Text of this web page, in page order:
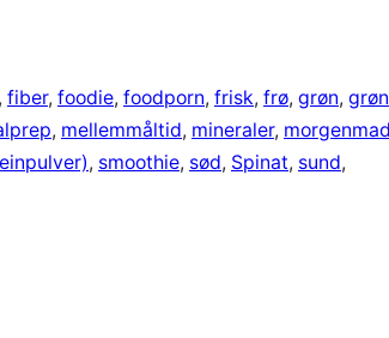
, fiber, foodie, foodporn, frisk, frø, grøn, grøn
, mellemmåltid, mineraler, morgenmad
, smoothie, sød, Spinat, sund